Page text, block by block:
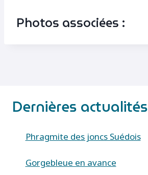
Photos associées :
Dernières actualités
Phragmite des joncs Suédois
Gorgebleue en avance